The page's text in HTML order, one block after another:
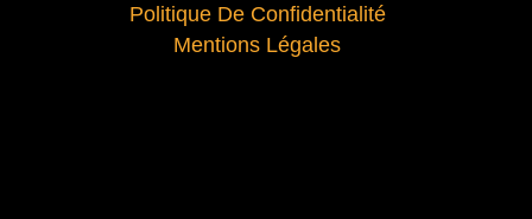
Politique De Confidentialité
Mentions Légales